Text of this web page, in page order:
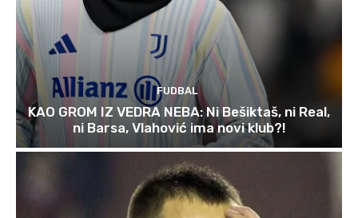
FUDBAL
KAO GROM IZ VEDRA NEBA: Ni Bešiktaš, ni Real,
ni Barsa, Vlahović ima novi klub?!